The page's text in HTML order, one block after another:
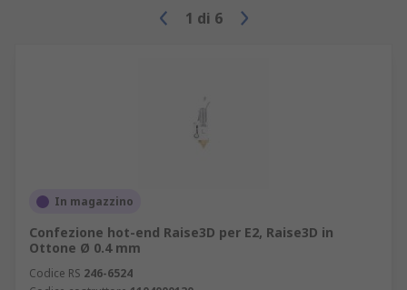
1 di 6
In magazzino
Confezione hot-end Raise3D per E2, Raise3D in
Ottone Ø 0.4 mm
Codice RS 246-6524